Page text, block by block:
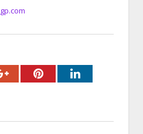
Google+PinterestLinkedIn